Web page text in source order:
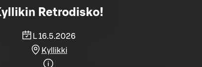
Retrodisko!
L 16.5.2026
Kyllikki